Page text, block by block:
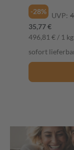
-28%
UVP:
35,77 €
496,81 € / 1 kg
sofort